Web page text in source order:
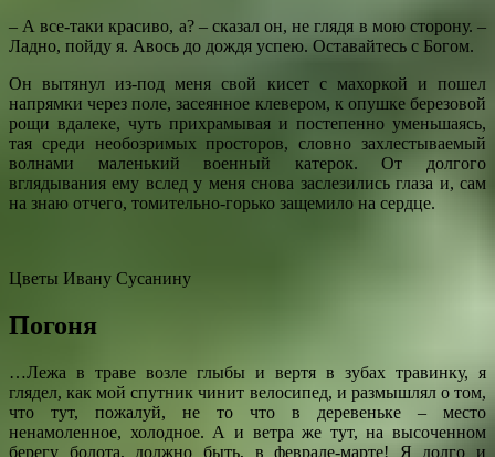
– А все-таки красиво, а? – сказал он, не глядя в мою сторону. –
Ладно, пойду я. Авось до дождя успею. Оставайтесь с Богом.
Он вытянул из-под меня свой кисет с махоркой и пошел
напрямки через поле, засеянное клевером, к опушке березовой
рощи вдалеке, чуть прихрамывая и постепенно уменьшаясь,
тая среди необозримых просторов, словно захлестываемый
волнами маленький военный катерок. От долгого
вглядывания ему вслед у меня снова заслезились глаза и, сам
на знаю отчего, томительно-горько защемило на сердце.
Цветы Ивану Сусанину
Погоня
…Лежа в траве возле глыбы и вертя в зубах травинку, я
глядел, как мой спутник чинит велосипед, и размышлял о том,
что тут, пожалуй, не то что в деревеньке – место
ненамоленное, холодное. А и ветра же тут, на высоченном
берегу болота, должно быть, в феврале-марте! Я долго и